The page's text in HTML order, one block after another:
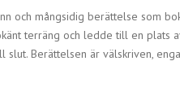
och mångsidig berättelse som
terräng och ledde till en
Berättelsen är välskriven,